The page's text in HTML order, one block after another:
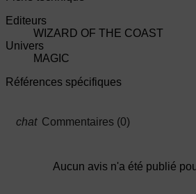
Editeurs
WIZARD OF THE COAST
Univers
MAGIC
Références spécifiques
Commentaires (0)
Aucun avis n'a été publié